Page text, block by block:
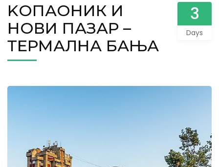
KОПАОНИК И
НОВИ ПАЗАР –
ТЕРМАЛНА БАЊА
3
Days